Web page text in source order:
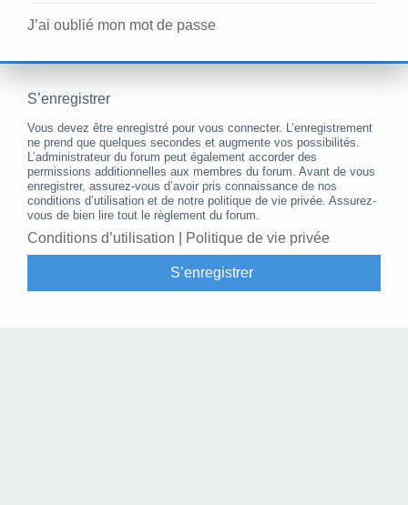
J’ai oublié mon mot de passe
S’enregistrer
Vous devez être enregistré pour vous connecter. L’enregistrement
ne prend que quelques secondes et augmente vos possibilités.
L’administrateur du forum peut également accorder des
permissions additionnelles aux membres du forum. Avant de vous
enregistrer, assurez-vous d’avoir pris connaissance de nos
conditions d’utilisation et de notre politique de vie privée. Assurez-
vous de bien lire tout le règlement du forum.
Conditions d’utilisation Politique de vie privée
S’enregistrer